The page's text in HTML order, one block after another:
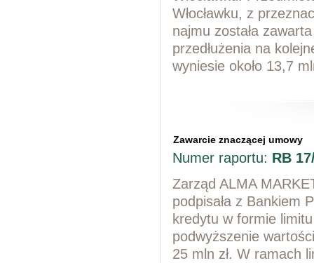
Włocławku, z
najmu została
przedłużenia na
wyniesie około 13,7
Zawarcie znaczącej umowy
Numer raportu: RB
Zarząd ALMA
podpisała z Bankiem
kredytu w formie
podwyższenie
25 mln zł. W ramach